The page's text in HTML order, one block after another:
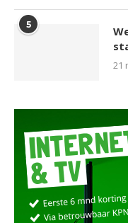
5
21